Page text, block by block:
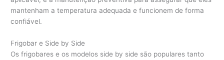
mantenham a temperatura adequada e funcionem de forma
confiável.
Frigobar e Side by Side
Os frigobares e os modelos side by side são populares tanto